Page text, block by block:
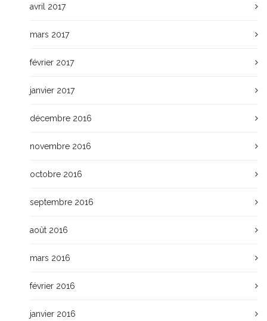
avril 2017
mars 2017
février 2017
janvier 2017
décembre 2016
novembre 2016
octobre 2016
septembre 2016
août 2016
mars 2016
février 2016
janvier 2016